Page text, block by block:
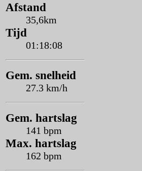
Afstand
35,6km
Tijd
01:18:08
Gem. snelheid
27.3 km/h
Gem. hartslag
141 bpm
Max. hartslag
162 bpm